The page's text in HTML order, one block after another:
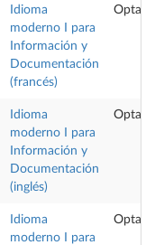
Idioma
moderno I para
Información y
Documentación
(francés)
Idioma
moderno I para
Información y
Documentación
(inglés)
Idioma
moderno I para